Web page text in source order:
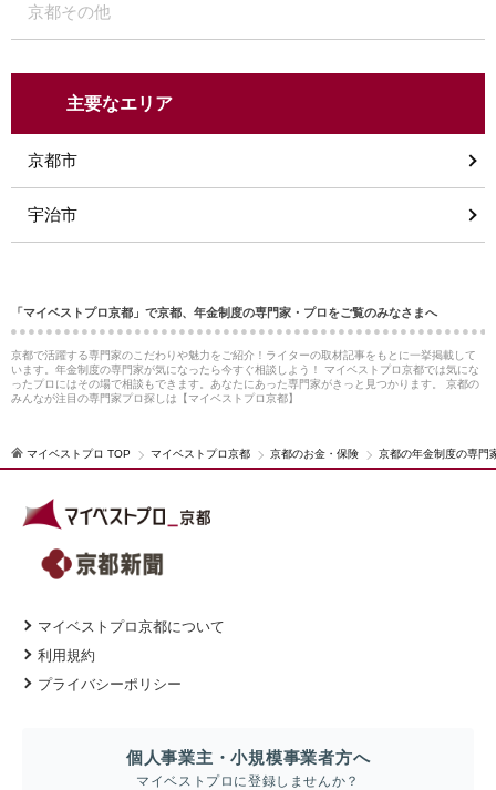
京都その他
主要なエリア
京都市
宇治市
「マイベストプロ京都」で京都、年金制度の専門家・プロをご覧のみなさまへ
京都で活躍する専門家のこだわりや魅力をご紹介！ライターの取材記事をもとに一挙掲載して
います。年金制度の専門家が気になったら今すぐ相談しよう！ マイベストプロ京都では気にな
ったプロにはその場で相談もできます。あなたにあった専門家がきっと見つかります。 京都の
みんなが注目の専門家プロ探しは【マイベストプロ京都】
マイベストプロ TOP マイベストプロ京都 京都のお金・保険 京都の年金制度の専門
マイベストプロ京都について
利用規約
プライバシーポリシー
個人事業主・小規模事業者方へ
マイベストプロに登録しませんか？